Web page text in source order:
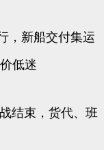
，新船交付集运
低迷
结束，货代、班